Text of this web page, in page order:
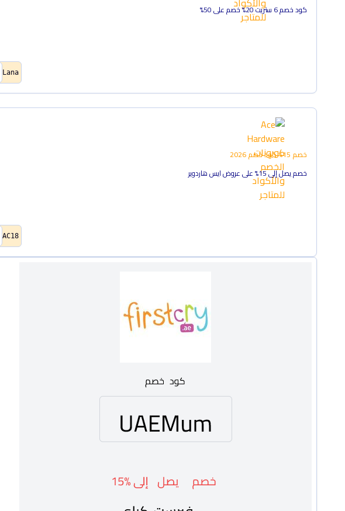
كود خصم 6 ستريت 20% خصم على 50%
Lana
خصم 15% كود خصم2026
خصم يصل إلى 15% على عروض ايس هاردوير
AC18